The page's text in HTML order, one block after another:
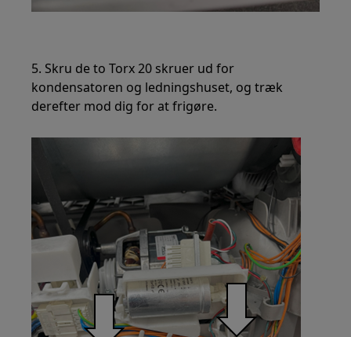
5. Skru de to Torx 20 skruer ud for
kondensatoren og ledningshuset, og træk
derefter mod dig for at frigøre.